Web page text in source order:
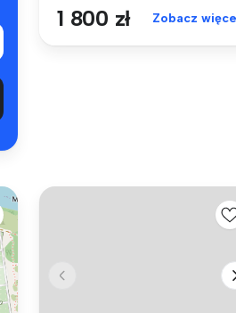
1 800 zł Zobacz